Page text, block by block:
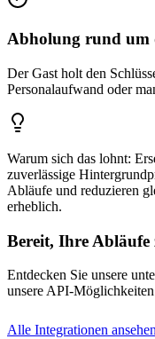
Abholung rund um
Der Gast holt den
Personalaufwand oder
Warum sich das lohnt:
zuverlässige
Abläufe und reduzieren
erheblich.
Bereit, Ihre Abläufe
Entdecken Sie unsere
unsere API-
Alle Integrationen ansehen